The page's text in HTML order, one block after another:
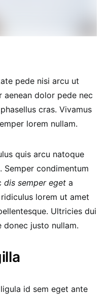
pede nisi arcu ut
aenean dolor pede nec
cras. Vivamus
lorem nullam.
quis arcu natoque
Semper condimentum
dis semper eget a
lorem ut amet
Ultricies dui
justo nullam.
id sem eget ante